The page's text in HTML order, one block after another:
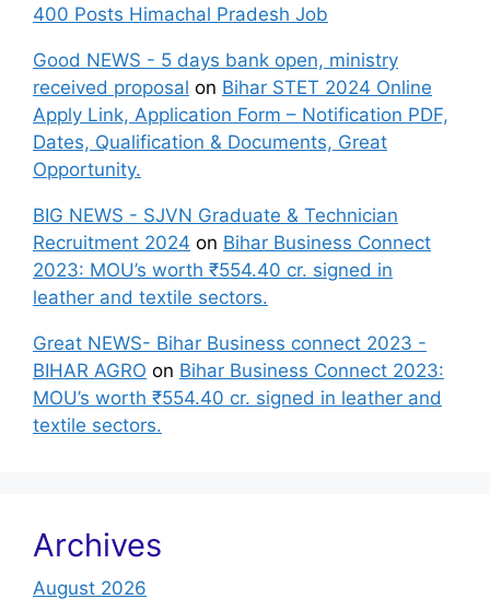
400 Posts Himachal Pradesh Job
Good NEWS - 5 days bank open, ministry
received proposal on Bihar STET 2024 Online
Apply Link, Application Form – Notification PDF,
Dates, Qualification & Documents, Great
Opportunity.
BIG NEWS - SJVN Graduate & Technician
Recruitment 2024 on Bihar Business Connect
2023: MOU’s worth ₹554.40 cr. signed in
leather and textile sectors.
Great NEWS- Bihar Business connect 2023 -
BIHAR AGRO on Bihar Business Connect 2023:
MOU’s worth ₹554.40 cr. signed in leather and
textile sectors.
Archives
August 2026